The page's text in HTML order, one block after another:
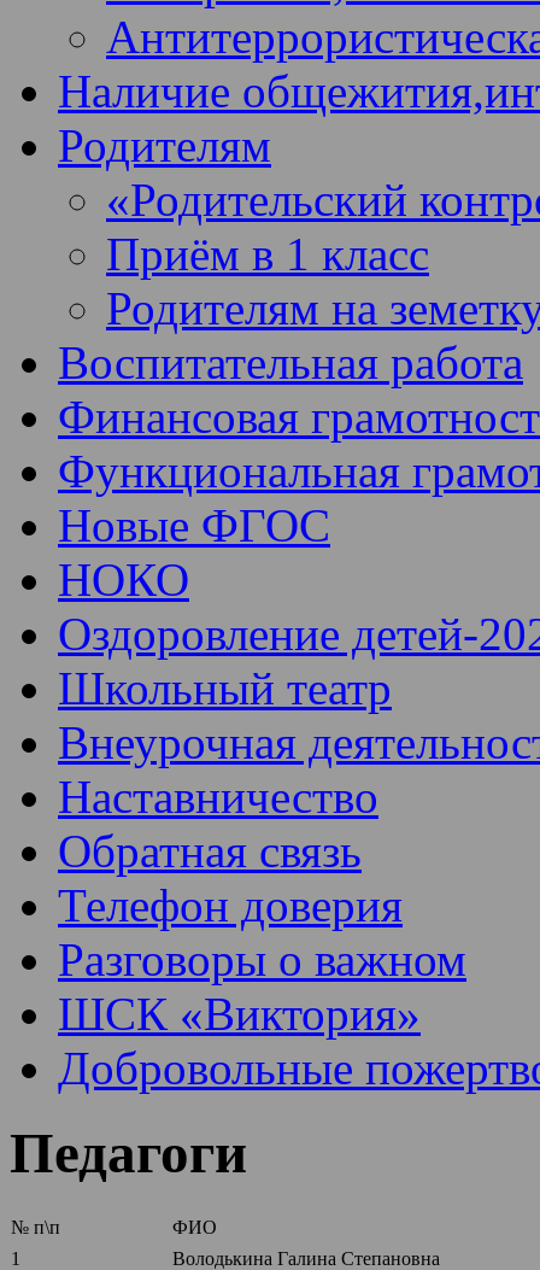
Наличие
Родителям
«Родительский
Приём в 1 класс
Родителям на
Воспитательная работа
Финансовая
Функциональная
Новые ФГОС
НОКО
Оздоровление детей-
Школьный театр
Внеурочная
Наставничество
Обратная связь
Телефон доверия
Разговоры о важном
ШСК «Виктория»
Добровольные
Педагоги
№ п\п
ФИО
1
Володькина Галина Степановна